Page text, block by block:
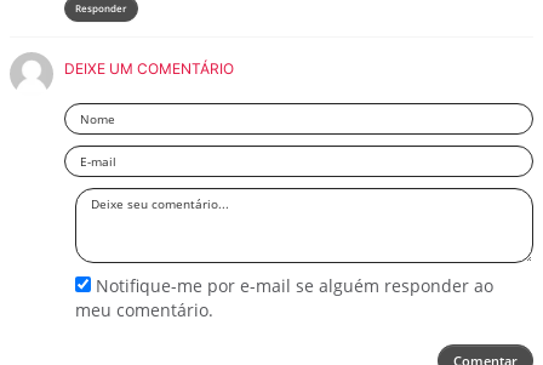
Responder
DEIXE UM COMENTÁRIO
Nome
Email
Deixe
Notifique-me por e-mail se alguém responder ao
meu comentário.
Comentar